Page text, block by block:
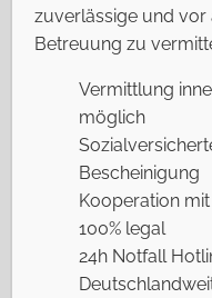
zuverlässige und
Betreuung zu
Vermittlung
möglich
Bescheinigung
Kooperation
100% legal
24h Notfall